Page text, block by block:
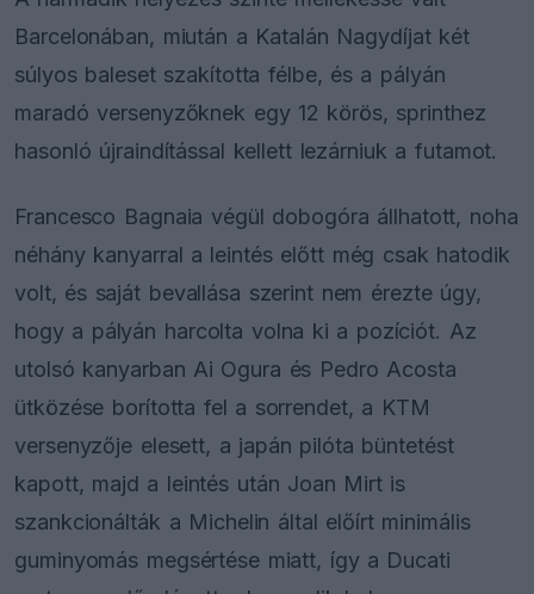
Barcelonában, miután a Katalán Nagydíjat két
súlyos baleset szakította félbe, és a pályán
maradó versenyzőknek egy 12 körös, sprinthez
hasonló újraindítással kellett lezárniuk a futamot.
Francesco Bagnaia végül dobogóra állhatott, noha
néhány kanyarral a leintés előtt még csak hatodik
volt, és saját bevallása szerint nem érezte úgy,
hogy a pályán harcolta volna ki a pozíciót. Az
utolsó kanyarban Ai Ogura és Pedro Acosta
ütközése borította fel a sorrendet, a KTM
versenyzője elesett, a japán pilóta büntetést
kapott, majd a leintés után Joan Mirt is
szankcionálták a Michelin által előírt minimális
guminyomás megsértése miatt, így a Ducati